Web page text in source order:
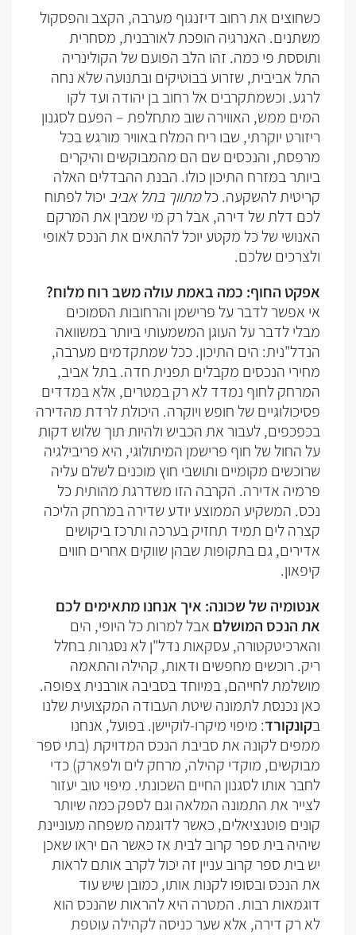
כשחוצים את רחוב דיזנגוף מערבה, הקצב והפסקול
משתנים. האנרגיה הופכת לאורבנית, מסחרית
ותוססת פי כמה. זהו הלב הפועם של הקולינריה
התל אביבית, שזרוע בבוטיקים ובתנועה שלא נחה
לרגע. וכשמתקרבים אל רחוב בן יהודה ועד לקו
המים ממש, האווירה שוב מתחלפת – הפעם לסגנון
ריזורט יוקרתי, שבו ריח המלח באוויר מורגש בכל
מרפסת, והנכסים שם הם מהמבוקשים והיקרים
ביותר במזרח התיכון כולו. הבנת ההבדלים האלה
קריטית להשקעה. כלמתווך בתל אביב יכול לפתוח
לכם דלת של דירה, אבל רק מי שמבין את המרקם
האנושי של כל מקטע יוכל להתאים את הנכס לאופי
ולצרכים שלכם.
אפקט החוף: כמה באמת עולה משב רוח מלוח?
אי אפשר לדבר על פרישמן והרחובות הסמוכים
מבלי לדבר על העוגן המשמעותי ביותר במשוואה
הנדל"נית: הים התיכון. ככל שמתקדמים מערבה,
מחירי הנכסים מקבלים תפנית חדה. בתל אביב,
המרחק לחוף נמדד לא רק במטרים, אלא במדדים
פסיכולוגיים של חופש ויוקרה. היכולת לרדת מהדירה
בכפכפים, לעבור את הכביש ולהיות תוך שלוש דקות
על החול של חוף פרישמן המיתולוגי, היא פריבילגיה
שרוכשים מקומיים ותושבי חוץ מוכנים לשלם עליה
פרמיה אדירה. הקרבה הזו משדרגת מהותית כל
נכס. המשקיע הממוצע יודע שדירה במרחק הליכה
קצרה לים תמיד תחזיק בערכה ותרכז ביקושים
אדירים, גם בתקופות שבהן שווקים אחרים חווים
קיפאון.
אנטומיה של שכונה: איך אנחנו מתאימים לכם
את הנכס המושלם אבל למרות כל היופי, הים
והארכיטקטורה, עסקאות נדל"ן לא נסגרות בחלל
ריק. רוכשים מחפשים ודאות, קהילה והתאמה
מושלמת לחייהם, במיוחד בסביבה אורבנית צפופה.
כאן נכנסת לתמונה שיטת העבודה המקצועית שלנו
בקונקורד: מיפוי מיקרו-לוקיישן. בפועל, אנחנו
ממפים לקונה את סביבת הנכס המדויקת (בתי ספר
מבוקשים, מוקדי קהילה, מרחק לים ולפארק) כדי
לחבר אותו לסגנון החיים השכונתי. מיפוי טוב יעזור
לצייר את התמונה המלאה וגם לספק כמה שיותר
קונים פוטנציאלים, כאשר לדוגמה משפחה מעוניינת
שיהיה בית ספר קרוב לבית אז כאשר הם יראו שאכן
יש בית ספר קרוב עניין זה יכול לקרב אותם לראות
את הנכס ובסופו לקנות אותו, כמובן שיש עוד
דוגמאות רבות. המטרה היא להראות שהנכס הוא
לא רק דירה, אלא שער כניסה לקהילה עוטפת